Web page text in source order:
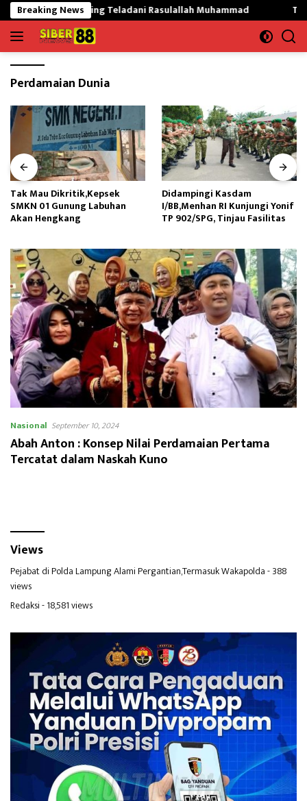
Langsung
ke
konten
Breaking News
Mekargading Teladani Rasulallah Muhammad Tak Mau
Perdamaian Dunia
Tak Mau Dikritik,Kepsek
SMKN 01 Gunung Labuhan
Akan Hengkang
Didampingi Kasdam
I/BB,Menhan RI Kunjungi Yonif
TP 902/SPG, Tinjau Fasilitas
Nasional September 10, 2024
Abah Anton : Konsep Nilai Perdamaian Pertama
Tercatat dalam Naskah Kuno
Views
Pejabat di Polda Lampung Alami Pergantian,Termasuk Wakapolda- 388
views
Redaksi- 18,581 views